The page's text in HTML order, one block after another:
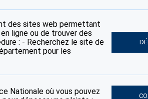
des sites web permettant
ligne ou de trouver des
: - Recherchez le site de
pour les
Nationale où vous pouvez